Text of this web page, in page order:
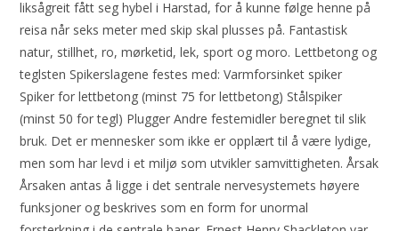
liksågreit fått seg hybel i Harstad, for å kunne følge henne på
reisa når seks meter med skip skal plusses på. Fantastisk
natur, stillhet, ro, mørketid, lek, sport og moro. Lettbetong og
teglsten Spikerslagene festes med: Varmforsinket spiker
Spiker for lettbetong (minst 75 for lettbetong) Stålspiker
(minst 50 for tegl) Plugger Andre festemidler beregnet til slik
bruk. Det er mennesker som ikke er opplært til å være lydige,
men som har levd i et miljø som utvikler samvittigheten. Årsak
Årsaken antas å ligge i det sentrale nervesystemets høyere
funksjoner og beskrives som en form for unormal